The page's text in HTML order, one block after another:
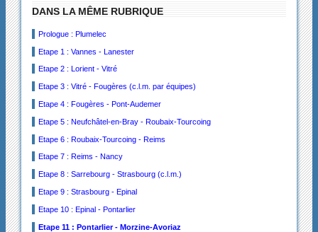
DANS LA MÊME RUBRIQUE
Prologue : Plumelec
Etape 1 : Vannes - Lanester
Etape 2 : Lorient - Vitré
Etape 3 : Vitré - Fougères (c.l.m. par équipes)
Etape 4 : Fougères - Pont-Audemer
Etape 5 : Neufchâtel-en-Bray - Roubaix-Tourcoing
Etape 6 : Roubaix-Tourcoing - Reims
Etape 7 : Reims - Nancy
Etape 8 : Sarrebourg - Strasbourg (c.l.m.)
Etape 9 : Strasbourg - Epinal
Etape 10 : Epinal - Pontarlier
Etape 11 : Pontarlier - Morzine-Avoriaz